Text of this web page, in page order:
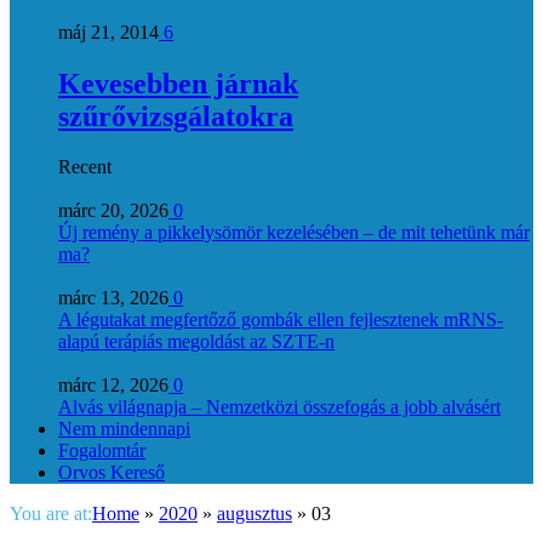
máj 21, 2014 6
Kevesebben járnak
szűrővizsgálatokra
Recent
márc 20, 2026 0
Új remény a pikkelysömör kezelésében – de mit tehetünk már
ma?
márc 13, 2026 0
A légutakat megfertőző gombák ellen fejlesztenek mRNS-
alapú terápiás megoldást az SZTE-n
márc 12, 2026 0
Alvás világnapja – Nemzetközi összefogás a jobb alvásért
Nem mindennapi
Fogalomtár
Orvos Kereső
You are at:Home » 2020 » augusztus » 03